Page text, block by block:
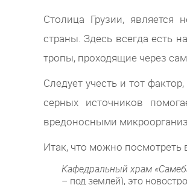
Столица Грузии, является
страны. Здесь всегда есть
тропы, проходящие через
Следует учесть и тот
серных источников
вредоносными
Итак, что можно посмотреть
Кафедральный храм
– под землей), это